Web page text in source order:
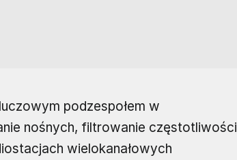
podzespołem w
nośnych, filtrowanie częstotliwości
wielokanałowych